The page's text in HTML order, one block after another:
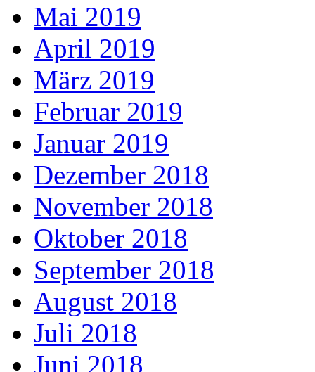
Mai 2019
April 2019
März 2019
Februar 2019
Januar 2019
Dezember 2018
November 2018
Oktober 2018
September 2018
August 2018
Juli 2018
Juni 2018